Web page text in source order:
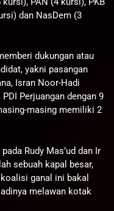
dan NasDem (3
dukungan atau
yakni pasangan
Isran Noor-Hadi
Perjuangan dengan 9
masing memiliki 2
Rudy Mas’ud dan Ir
sebuah kapal besar,
ganal ini bakal
melawan kotak